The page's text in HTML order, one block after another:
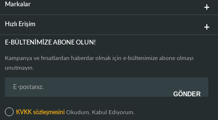
Markalar
Hızlı Erişim
E-BÜLTENIMIZE ABONE OLUN!
Kampanya ve fırsatlardan haberdar olmak için e-bültenimize abone olmayı
unutmayın.
KVKK sözleşmesini Okudum, Kabul Ediyorum.